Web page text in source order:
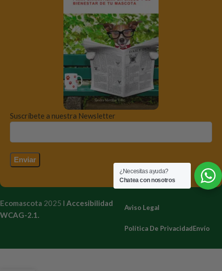
Suscríbete a nuestra Newsletter
Ecomascota 2025 I Accesibilidad
WCAG-2.1.
Aviso Legal
Política De PrivacidadEnvío
¿Necesitas ayuda?
Chatea con nosotros